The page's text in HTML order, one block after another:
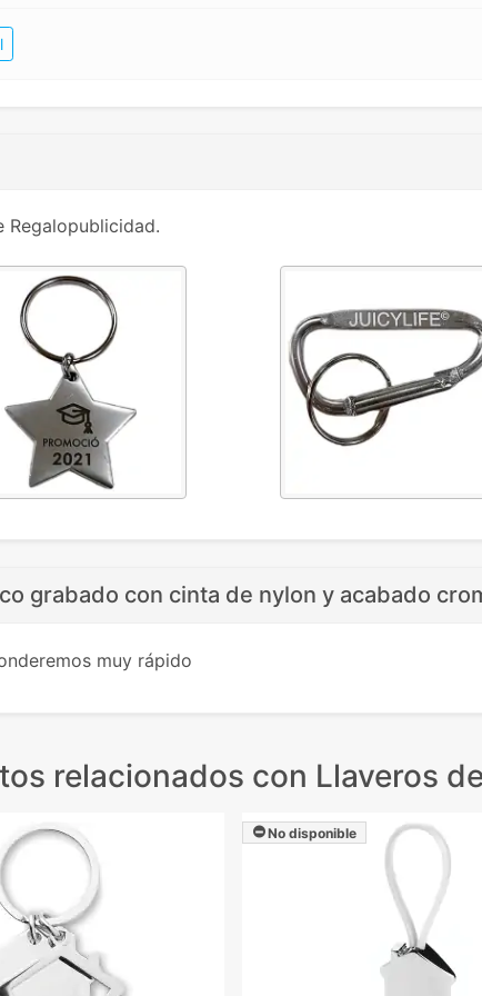
Regalopublicidad.
grabado con cinta de nylon y acabado
muy rápido
relacionados con Llaveros
No disponible